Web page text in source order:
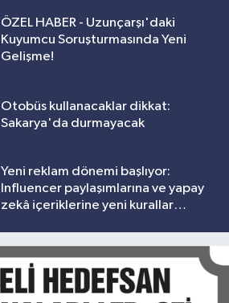
ÖZEL HABER - Uzunçarşı'daki
Kuyumcu Soruşturmasında Yeni
Gelişme!
Otobüs kullanacaklar dikkat:
Sakarya'da durmayacak
Yeni reklam dönemi başlıyor:
Influencer paylaşımlarına ve yapay
zekâ içeriklerine yeni kurallar